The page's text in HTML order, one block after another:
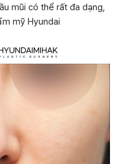
mũi có thể rất đa dạng,
mỹ Hyundai